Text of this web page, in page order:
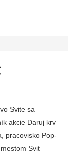
Svite sa
akcie Daruj krv
pracovisko Pop-
Svit